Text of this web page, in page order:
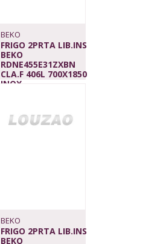
BEKO
FRIGO 2PRTA LIB.INS
BEKO
RDNE455E31ZXBN
CLA.F 406L 700X1850
INOX
BEKO
FRIGO 2PRTA LIB.INS
BEKO